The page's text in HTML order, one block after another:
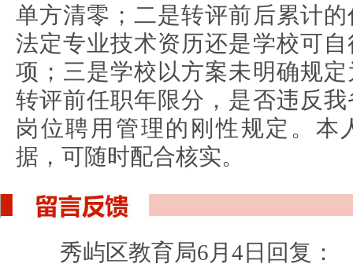
单方清零；二是转评前后累计
法定专业技术资历还是学校可
项；三是学校以方案未明确规
转评前任职年限分，是否违反
岗位聘用管理的刚性规定。本
据，可随时配合核实。
秀屿区教育局6月4日回复：